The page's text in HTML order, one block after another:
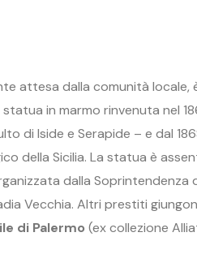
attesa dalla comunità
in marmo rinvenuta nel
di Iside e Serapide – e dal
della Sicilia. La statua è
dalla Soprintendenza
Vecchia. Altri prestiti
di Palermo (ex collezione